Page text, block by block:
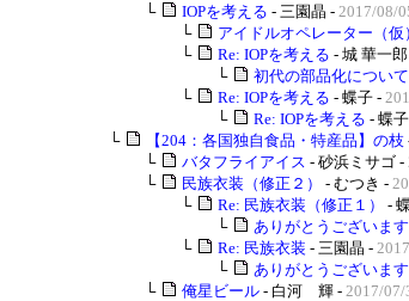
└
IOPを考える - 三園晶 - 2017/08/
└
アイドルオペレーター（仮
└
Re: IOPを考える - 城 華一
└
初代の部品化につい
└
Re: IOPを考える - 蝶子 -
└
Re: IOPを考える - 蝶
└
【204：各国独自食品・特産品】の枝
└
バタフライアイス - 砂浜ミサゴ -
└
民族衣装（修正２） - むつき -
└
Re: 民族衣装（修正１） -
└
ありがとうございます
└
Re: 民族衣装 - 三園晶 -
└
ありがとうございます
└
俺星ビール - 白河 輝 - 2017/07/